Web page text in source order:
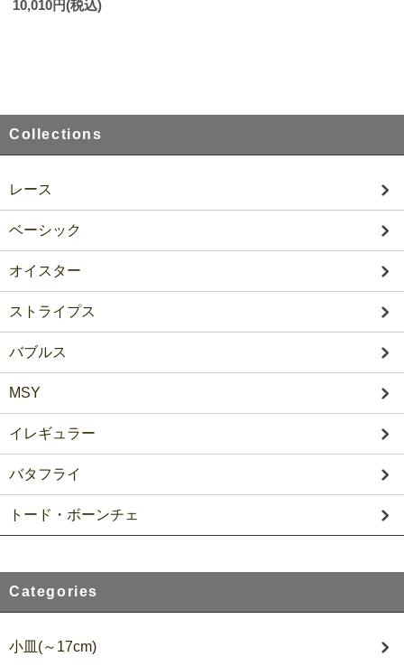
10,010円(税込)
Collections
レース
ベーシック
オイスター
ストライプス
バブルス
MSY
イレギュラー
バタフライ
トード・ボーンチェ
Categories
小皿(～17cm)